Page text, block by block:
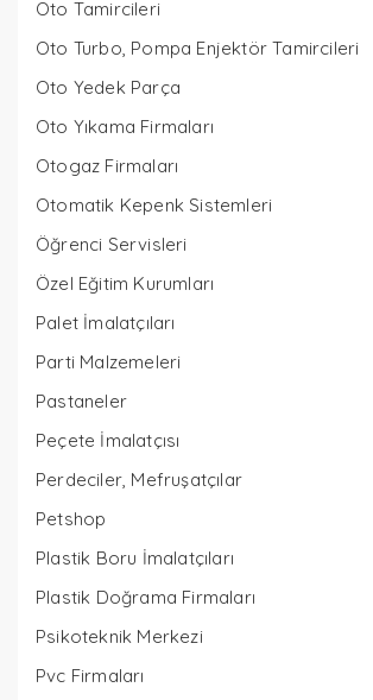
Oto Tamircileri
Oto Turbo, Pompa Enjektör Tamircileri
Oto Yedek Parça
Oto Yıkama Firmaları
Otogaz Firmaları
Otomatik Kepenk Sistemleri
Öğrenci Servisleri
Özel Eğitim Kurumları
Palet İmalatçıları
Parti Malzemeleri
Pastaneler
Peçete İmalatçısı
Perdeciler, Mefruşatçılar
Petshop
Plastik Boru İmalatçıları
Plastik Doğrama Firmaları
Psikoteknik Merkezi
Pvc Firmaları